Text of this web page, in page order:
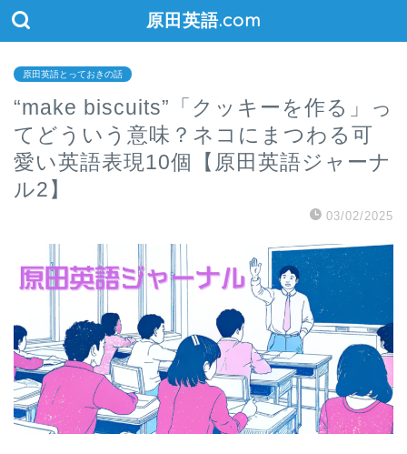
原田英語.com
原田英語とっておきの話
“make biscuits”「クッキーを作る」っ
てどういう意味？ネコにまつわる可
愛い英語表現10個【原田英語ジャーナ
ル2】
03/02/2025